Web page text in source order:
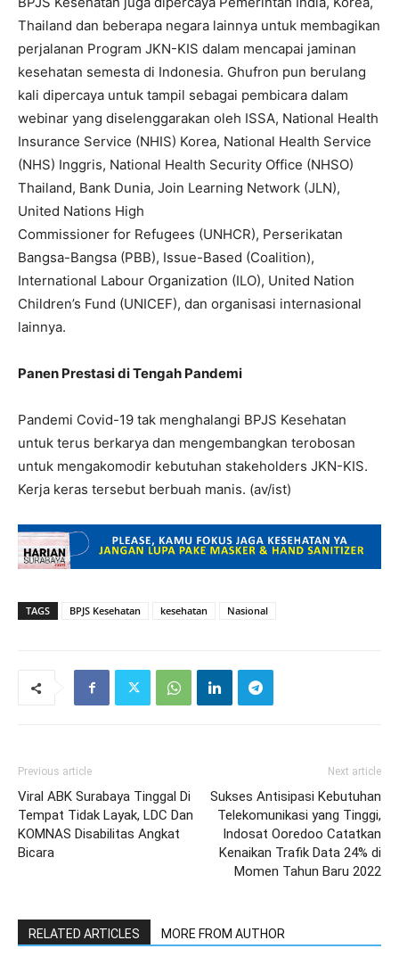
Thailand dan beberapa negara lainnya untuk membagikan
perjalanan Program JKN-KIS dalam mencapai jaminan
kesehatan semesta di Indonesia. Ghufron pun berulang
kali dipercaya untuk tampil sebagai pembicara dalam
webinar yang diselenggarakan oleh ISSA, National Health
Insurance Service (NHIS) Korea, National Health Service
(NHS) Inggris, National Health Security Office (NHSO)
Thailand, Bank Dunia, Join Learning Network (JLN),
United Nations High
Commissioner for Refugees (UNHCR), Perserikatan
Bangsa-Bangsa (PBB), Issue-Based (Coalition),
International Labour Organization (ILO), United Nation
Children’s Fund (UNICEF), dan organisasi internasional
lainnya.
Panen Prestasi di Tengah Pandemi
Pandemi Covid-19 tak menghalangi BPJS Kesehatan
untuk terus berkarya dan mengembangkan terobosan
untuk mengakomodir kebutuhan stakeholders JKN-KIS.
Kerja keras tersebut berbuah manis. (av/ist)
TAGS BPJS Kesehatan kesehatan Nasional
Previous article
Viral ABK Surabaya Tinggal Di
Tempat Tidak Layak, LDC Dan
KOMNAS Disabilitas Angkat
Bicara
Next article
Sukses Antisipasi Kebutuhan
Telekomunikasi yang Tinggi,
Indosat Ooredoo Catatkan
Kenaikan Trafik Data 24% di
Momen Tahun Baru 2022
RELATED ARTICLES MORE FROM AUTHOR